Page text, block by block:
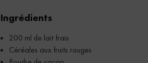
Ingrédients
200 ml de lait frais
Céréales aux fruits rouges